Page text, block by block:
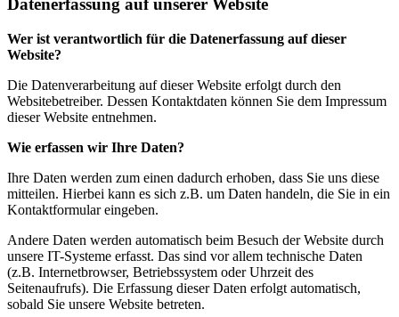
Datenerfassung auf unserer Website
Wer ist verantwortlich für die Datenerfassung auf dieser
Website?
Die Datenverarbeitung auf dieser Website erfolgt durch den
Websitebetreiber. Dessen Kontaktdaten können Sie dem Impressum
dieser Website entnehmen.
Wie erfassen wir Ihre Daten?
Ihre Daten werden zum einen dadurch erhoben, dass Sie uns diese
mitteilen. Hierbei kann es sich z.B. um Daten handeln, die Sie in ein
Kontaktformular eingeben.
Andere Daten werden automatisch beim Besuch der Website durch
unsere IT-Systeme erfasst. Das sind vor allem technische Daten
(z.B. Internetbrowser, Betriebssystem oder Uhrzeit des
Seitenaufrufs). Die Erfassung dieser Daten erfolgt automatisch,
sobald Sie unsere Website betreten.